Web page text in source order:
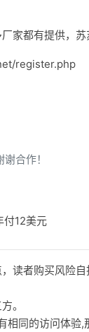
家都有提供，
register.php
合作！
付12美元
读者购买风险
。
同的访问体验